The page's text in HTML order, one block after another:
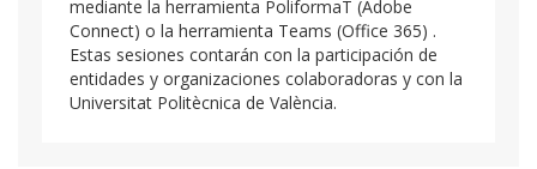
mediante la herramienta PoliformaT (Adobe
Connect) o la herramienta Teams (Office 365) .
Estas sesiones contarán con la participación de
entidades y organizaciones colaboradoras y con la
Universitat Politècnica de València.